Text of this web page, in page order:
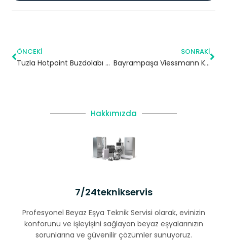
ÖNCEKI
Tuzla Hotpoint Buzdolabı Servisi
SONRAKI
Bayrampaşa Viessmann Kombi Servisi
Hakkımızda
7/24teknikservis
Profesyonel Beyaz Eşya Teknik Servisi olarak, evinizin
konforunu ve işleyişini sağlayan beyaz eşyalarınızın
sorunlarına ve güvenilir çözümler sunuyoruz.